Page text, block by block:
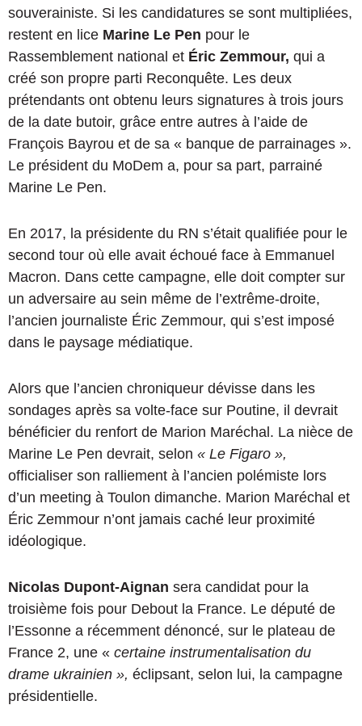
souverainiste. Si les candidatures se sont multipliées,
restent en lice Marine Le Pen pour le
Rassemblement national et Éric Zemmour, qui a
créé son propre parti Reconquête. Les deux
prétendants ont obtenu leurs signatures à trois jours
de la date butoir, grâce entre autres à l’aide de
François Bayrou et de sa « banque de parrainages ».
Le président du MoDem a, pour sa part, parrainé
Marine Le Pen.
En 2017, la présidente du RN s’était qualifiée pour le
second tour où elle avait échoué face à Emmanuel
Macron. Dans cette campagne, elle doit compter sur
un adversaire au sein même de l’extrême-droite,
l’ancien journaliste Éric Zemmour, qui s’est imposé
dans le paysage médiatique.
Alors que l’ancien chroniqueur dévisse dans les
sondages après sa volte-face sur Poutine, il devrait
bénéficier du renfort de Marion Maréchal. La nièce de
Marine Le Pen devrait, selon « Le Figaro »,
officialiser son ralliement à l’ancien polémiste lors
d’un meeting à Toulon dimanche. Marion Maréchal et
Éric Zemmour n’ont jamais caché leur proximité
idéologique.
Nicolas Dupont-Aignan sera candidat pour la
troisième fois pour Debout la France. Le député de
l’Essonne a récemment dénoncé, sur le plateau de
France 2, une « certaine instrumentalisation du
drame ukrainien », éclipsant, selon lui, la campagne
présidentielle.